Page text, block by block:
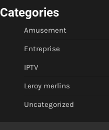
Categories
Amusement
Entreprise
IPTV
Leroy merlins
Uncategorized